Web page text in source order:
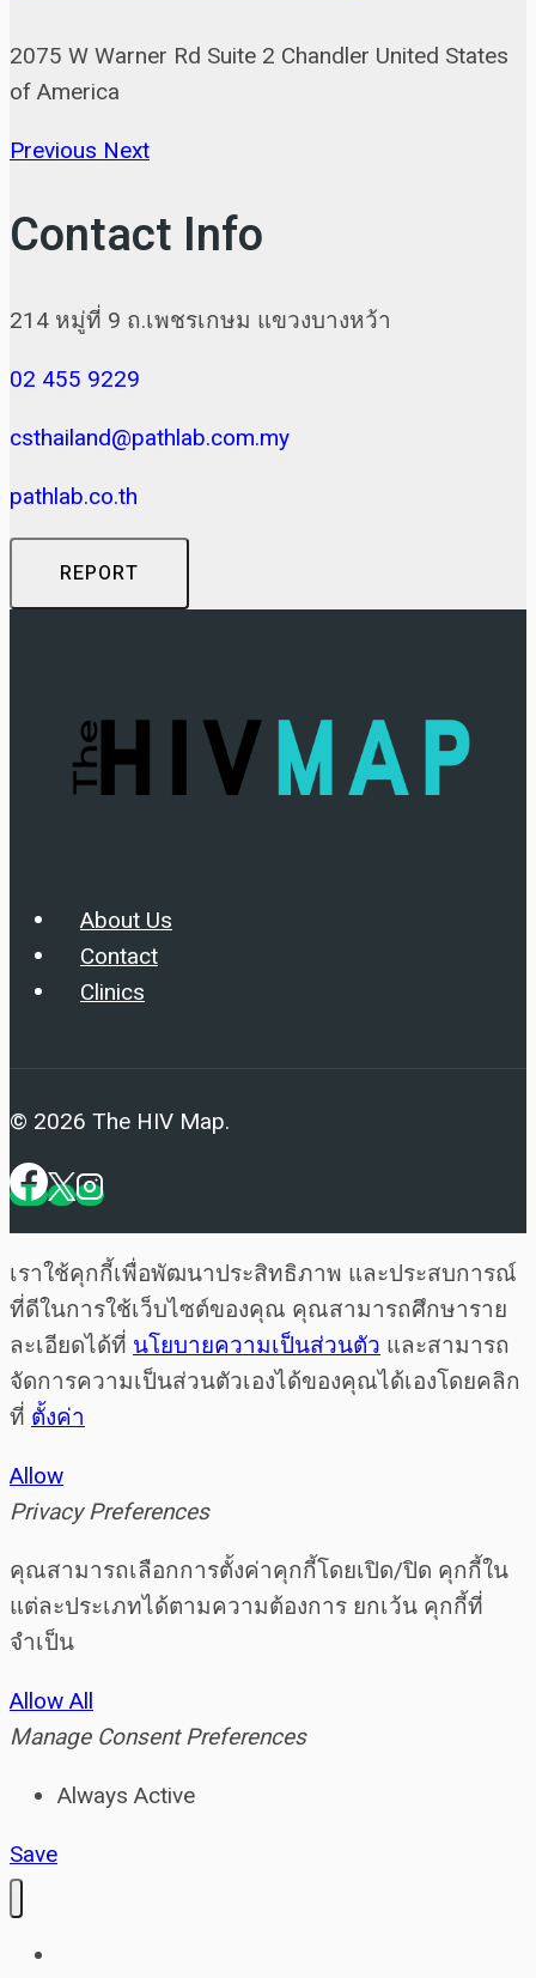
2075 W Warner Rd Suite 2 Chandler United States
of America
Previous Next
Contact Info
214 หมู่ที่ 9 ถ.เพชรเกษม แขวงบางหว้า
02 455 9229
csthailand@pathlab.com.my
pathlab.co.th
REPORT
About Us
Contact
Clinics
© 2026 The HIV Map.
เราใช้คุกกี้เพื่อพัฒนาประสิทธิภาพ และประสบการณ์
ที่ดีในการใช้เว็บไซต์ของคุณ คุณสามารถศึกษาราย
ละเอียดได้ที่ นโยบายความเป็นส่วนตัว และสามารถ
จัดการความเป็นส่วนตัวเองได้ของคุณได้เองโดยคลิก
ที่ ตั้งค่า
Allow
Privacy Preferences
คุณสามารถเลือกการตั้งค่าคุกกี้โดยเปิด/ปิด คุกกี้ใน
แต่ละประเภทได้ตามความต้องการ ยกเว้น คุกกี้ที่
จำเป็น
Allow All
Manage Consent Preferences
Always Active
Save